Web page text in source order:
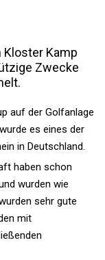
Kloster Kamp
Zwecke
auf der Golfanlage
es eines der
in Deutschland.
haben schon
wurden wie
sehr gute
mit